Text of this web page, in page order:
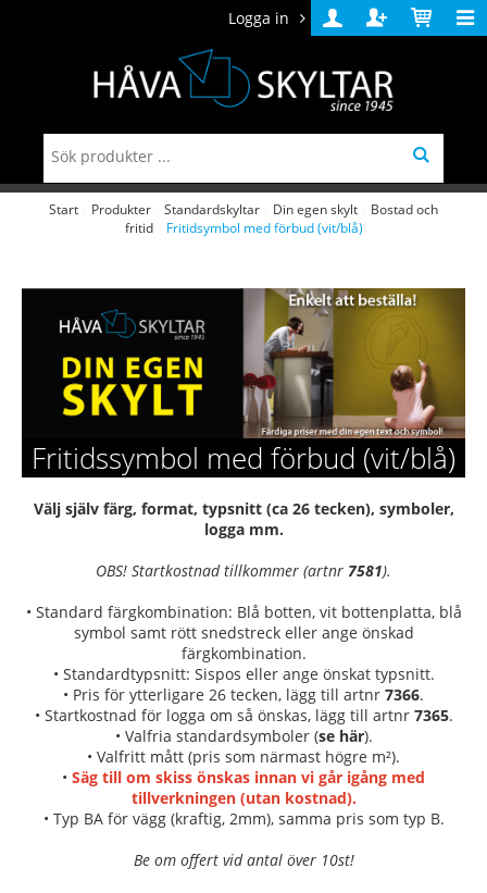
Logga in
Logga
in
Skapa
konto
Varukorg
Start Produkter Standardskyltar Din egen skylt
Bostad och
fritid
Fritidsymbol med förbud (vit/blå)
Fritidssymbol med förbud (vit/blå)
Välj själv färg, format, typsnitt (ca 26 tecken), symboler,
logga mm.
OBS! Startkostnad tillkommer (artnr 7581).
• Standard färgkombination: Blå botten, vit bottenplatta, blå
symbol samt rött snedstreck eller ange önskad
färgkombination.
• Standardtypsnitt: Sispos eller ange önskat typsnitt.
• Pris för ytterligare 26 tecken, lägg till artnr 7366.
• Startkostnad för logga om så önskas, lägg till artnr 7365.
• Valfria standardsymboler (se här).
• Valfritt mått (pris som närmast högre m²).
• Säg till om skiss önskas innan vi går igång med
tillverkningen (utan kostnad).
• Typ BA för vägg (kraftig, 2mm), samma pris som typ B.
Be om offert vid antal över 10st!